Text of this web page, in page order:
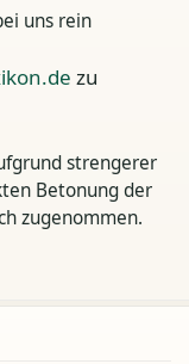
uns rein
zu
strengerer
Betonung der
zugenommen.